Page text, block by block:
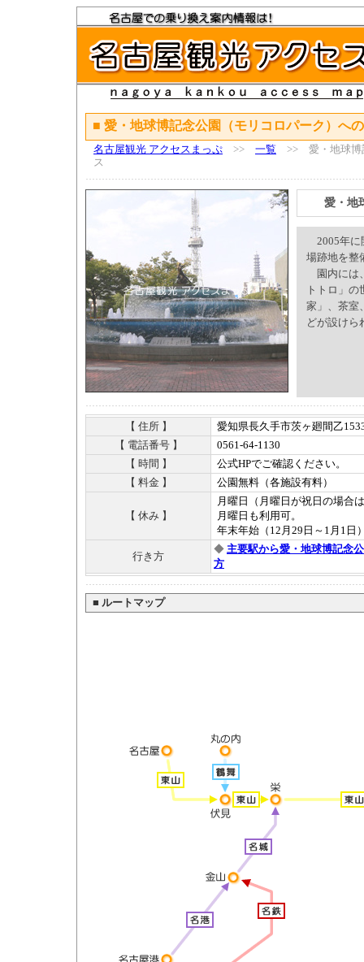
■ 愛・地球博記念公園（モリコロパーク）へ
名古屋観光 アクセスまっぷ >> 一覧 >> 愛・地球博
ス
愛・地
2005年に
場跡地を整
園内には
トトロ」
家」、茶室
どが設けら
【 住所 】
愛知県長久手市茨ヶ廻間乙
【 電話番号 】
0561-64-1130
【 時間 】
公式HPでご確認ください。
【 料金 】
公園無料（各施設有料）
【 休み 】
月曜日（月曜日が祝日の場合
月曜日も利用可。
年末年始（12月29日～1月1日
行き方
◆ 主要駅から愛・地球博記念
方
■ ルートマップ